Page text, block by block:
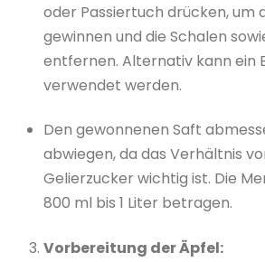
oder Passiertuch drücken, um
gewinnen und die Schalen
entfernen. Alternativ kann ein
verwendet werden.
Den gewonnenen Saft
abwiegen, da das Verhältnis
Gelierzucker wichtig ist. Die
800 ml bis 1 Liter betragen.
Vorbereitung der Äpfel: